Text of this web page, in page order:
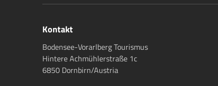
Kontakt
Bodensee-Vorarlberg Tourismus
Hintere Achmühlerstraße 1c
6850 Dornbirn/Austria